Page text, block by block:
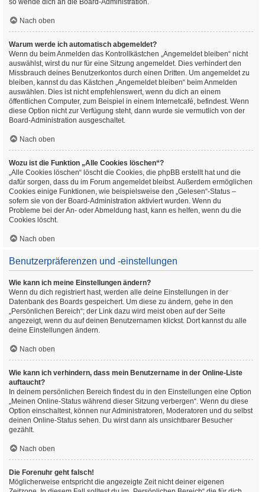
so wende dich an die Board-Administration.
Nach oben
Warum werde ich automatisch abgemeldet?
Wenn du beim Anmelden das Kontrollkästchen „Angemeldet bleiben“ nicht
auswählst, wirst du nur für eine Sitzung angemeldet. Dies verhindert den
Missbrauch deines Benutzerkontos durch einen Dritten. Um angemeldet zu
bleiben, kannst du das Kästchen „Angemeldet bleiben“ beim Anmelden
auswählen. Dies ist nicht empfehlenswert, wenn du dich an einem
öffentlichen Computer, zum Beispiel in einem Internetcafé, befindest. Wenn
diese Option nicht zur Verfügung steht, dann wurde sie vermutlich von der
Board-Administration ausgeschaltet.
Nach oben
Wozu ist die Funktion „Alle Cookies löschen“?
„Alle Cookies löschen“ löscht die Cookies, die phpBB erstellt hat und die
dafür sorgen, dass du im Forum angemeldet bleibst. Außerdem ermöglichen
Cookies einige Funktionen, wie beispielsweise den „Gelesen“-Status –
sofern sie von der Board-Administration aktiviert wurden. Wenn du
Probleme bei der An- oder Abmeldung hast, kann es helfen, wenn du die
Cookies löscht.
Nach oben
Benutzerpräferenzen und -einstellungen
Wie kann ich meine Einstellungen ändern?
Wenn du dich registriert hast, werden alle deine Einstellungen in der
Datenbank des Boards gespeichert. Um diese zu ändern, gehe in den
„Persönlichen Bereich“; der Link dazu wird meist oben auf der Seite
angezeigt, wenn du auf deinen Benutzernamen klickst. Dort kannst du alle
deine Einstellungen ändern.
Nach oben
Wie kann ich verhindern, dass mein Benutzername in der Online-Liste
auftaucht?
In deinem persönlichen Bereich findest du in den Einstellungen eine Option
„Meinen Online-Status während dieser Sitzung verbergen“. Wenn du diese
Option einschaltest, können nur Administratoren, Moderatoren und du selbst
deinen Online-Status sehen. Du wirst dann als unsichtbarer Besucher
gezählt.
Nach oben
Die Forenuhr geht falsch!
Möglicherweise entspricht die angezeigte Zeit nicht deiner eigenen